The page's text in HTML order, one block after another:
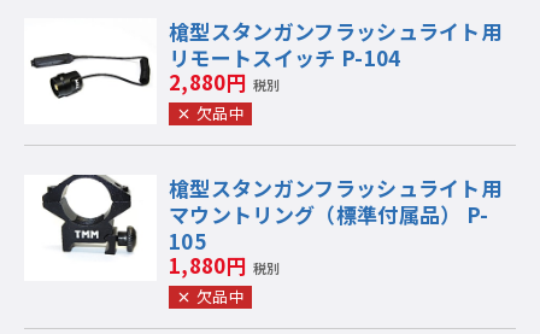
槍型スタンガンフラッシュライト用
リモートスイッチ P-104
2,880円 税別
欠品中
槍型スタンガンフラッシュライト用
マウントリング（標準付属品） P-
105
1,880円 税別
欠品中